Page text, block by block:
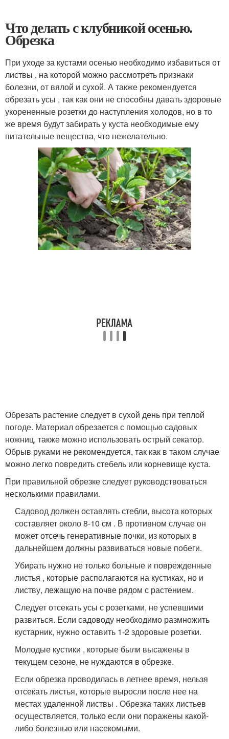
Что делать с клубникой осенью.
Обрезка
При уходе за кустами осенью необходимо избавиться от
листвы , на которой можно рассмотреть признаки
болезни, от вялой и сухой. А также рекомендуется
обрезать усы , так как они не способны давать здоровые
укорененные розетки до наступления холодов, но в то
же время будут забирать у куста необходимые ему
питательные вещества, что нежелательно.
Обрезать растение следует в сухой день при теплой
погоде. Материал обрезается с помощью садовых
ножниц, также можно использовать острый секатор.
Обрыв руками не рекомендуется, так как в таком случае
можно легко повредить стебель или корневище куста.
При правильной обрезке следует руководствоваться
несколькими правилами.
Садовод должен оставлять стебли, высота которых
составляет около 8-10 см . В противном случае он
может отсечь генеративные почки, из которых в
дальнейшем должны развиваться новые побеги.
Убирать нужно не только больные и поврежденные
листья , которые располагаются на кустиках, но и
листву, лежащую на почве рядом с растением.
Следует отсекать усы с розетками, не успевшими
развиться. Если садоводу необходимо размножить
кустарник, нужно оставить 1-2 здоровые розетки.
Молодые кустики , которые были высажены в
текущем сезоне, не нуждаются в обрезке.
Если обрезка проводилась в летнее время, нельзя
отсекать листья, которые выросли после нее на
местах удаленной листвы . Обрезка таких листьев
осуществляется, только если они поражены какой-
либо болезнью или насекомыми.